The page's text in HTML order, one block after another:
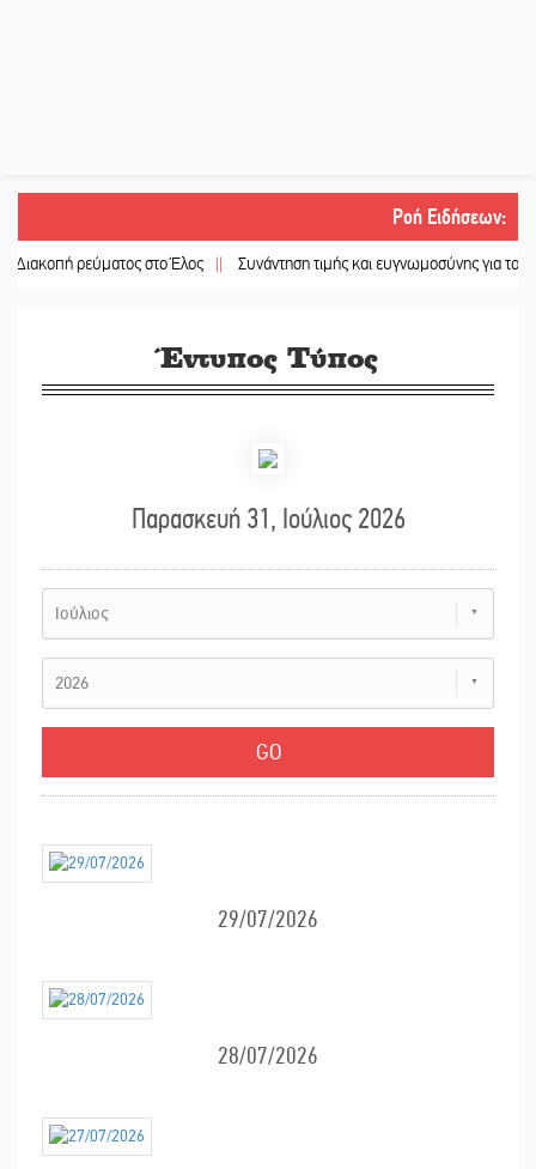
Ροή Ειδήσεων:
ρεύματος στο Έλος || Συνάντηση τιμής και ευγνωμοσύνης για τους
Έντυπος Τύπος
Παρασκευή 31, Ιούλιος 2026
Ιούλιος
2026
29/07/2026
28/07/2026